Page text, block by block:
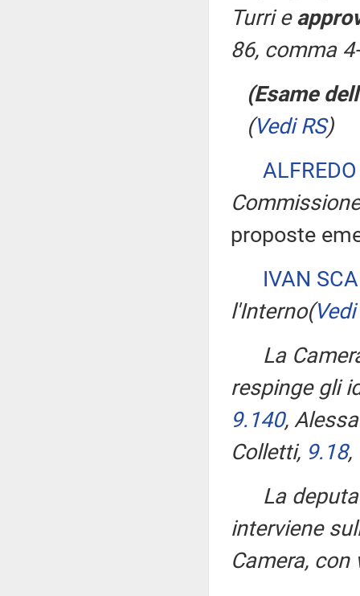
Turri e
86, comma
(Esame dell'
(Vedi RS)
Commissione
proposte
IVAN
l'Interno(Vedi
La
respinge gli
9.140,
Colletti, 9.18,
La
interviene
Camera,